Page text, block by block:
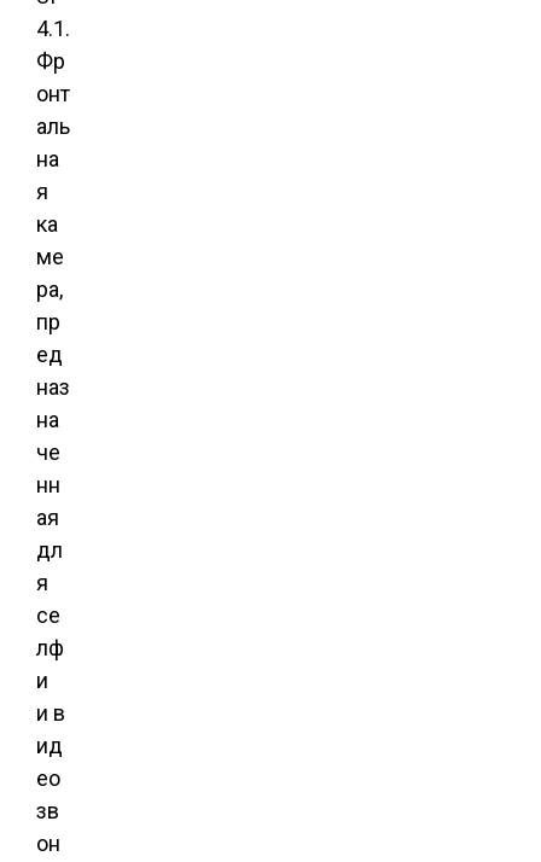
4.1.
Фр
онт
аль
на
я
ка
ме
ра,
пр
ед
наз
на
че
нн
ая
дл
я
се
лф
и
и в
ид
ео
зв
он